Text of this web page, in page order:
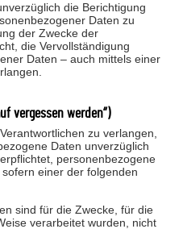
die Berichtigung
Daten zu
der Zwecke der
die Vervollständigung
Daten – auch mittels einer
vergessen werden“)
zu verlangen,
Daten unverzüglich
personenbezogene
einer der folgenden
sind für die Zwecke, für die
verarbeitet wurden, nicht